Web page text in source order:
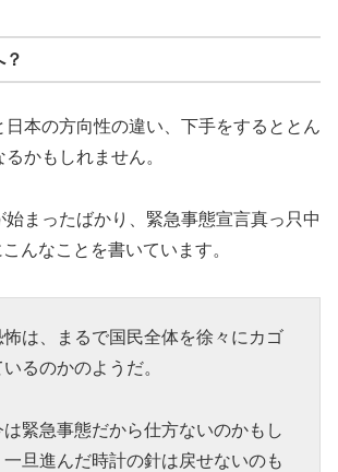
日本の方向性の違い、下手をするととん
かもしれません。
まったばかり、緊急事態宣言真っ只中
んなことを書いています。
怖は、まるで国民全体を徐々にカゴ
るのかのようだ。
は緊急事態だから仕方ないのかもし
旦進んだ時計の針は戻せないのも